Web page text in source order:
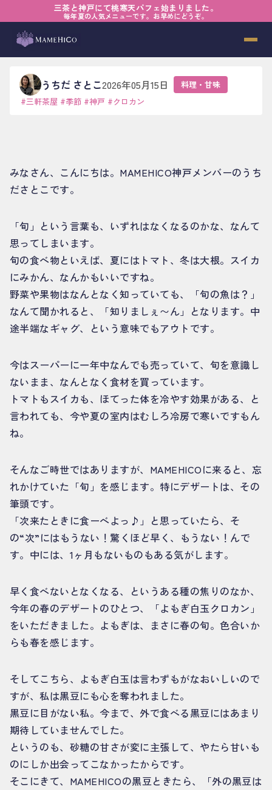
三茶と神戸にて桃寒天パフェ始まりました。
毎年夏の人気メニューです。お早めにどうぞ。
ブログ› 料理・甘味› 旬を追いかけて
旬を追いかけて
うちだ さとこ2026年05月15日
料理・甘味
#三軒茶屋 #季節 #神戸 #クロカン
みなさん、こんにちは。MAMEHICO神戸メンバーのうち
ださとこです。
「旬」という言葉も、いずれはなくなるのかな、なんて
思ってしまいます。
旬の食べ物といえば、夏にはトマト、冬は大根。スイカ
にみかん、なんかもいいですね。
野菜や果物はなんとなく知っていても、「旬の魚は？」
なんて聞かれると、「知りましぇ〜ん」となります。中
途半端なギャグ、という意味でもアウトです。
今はスーパーに一年中なんでも売っていて、旬を意識し
ないまま、なんとなく食材を買っています。
トマトもスイカも、ほてった体を冷やす効果がある、と
言われても、今や夏の室内はむしろ冷房で寒いですもん
ね。
そんなご時世ではありますが、MAMEHICOに来ると、忘
れかけていた「旬」を感じます。特にデザートは、その
筆頭です。
「次来たときに食ーべよっ♪」と思っていたら、そ
の“次”にはもうない！驚くほど早く、もうない！んで
す。中には、1ヶ月もないものもある気がします。
早く食べないとなくなる、というある種の焦りのなか、
今年の春のデザートのひとつ、「よもぎ白玉クロカン」
をいただきました。よもぎは、まさに春の旬。色合いか
らも春を感じます。
そしてこちら、よもぎ白玉は言わずもがなおいしいので
すが、私は黒豆にも心を奪われました。
黒豆に目がない私。今まで、外で食べる黒豆にはあまり
期待していませんでした。
というのも、砂糖の甘さが変に主張して、やたら甘いも
のにしか出会ってこなかったからです。
そこにきて、MAMEHICOの黒豆ときたら、「外の黒豆は